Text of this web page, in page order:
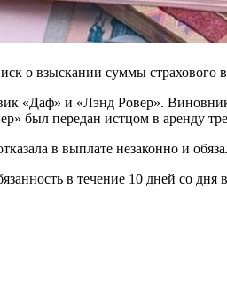
о взыскании суммы
«Даф» и «Лэнд Ровер».
был передан истцом в аренду
в выплате незаконно и
в течение 10 дней со